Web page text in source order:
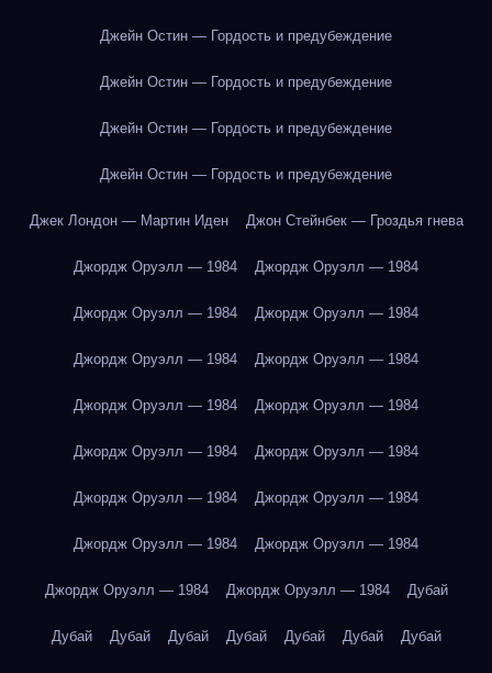
Джейн Остин — Гордость и предубеждение
Джейн Остин — Гордость и предубеждение
Джейн Остин — Гордость и предубеждение
Джейн Остин — Гордость и предубеждение
Джек Лондон — Мартин Иден Джон Стейнбек — Гроздья гнева
Джордж Оруэлл — 1984 Джордж Оруэлл — 1984
Джордж Оруэлл — 1984 Джордж Оруэлл — 1984
Джордж Оруэлл — 1984 Джордж Оруэлл — 1984
Джордж Оруэлл — 1984 Джордж Оруэлл — 1984
Джордж Оруэлл — 1984 Джордж Оруэлл — 1984
Джордж Оруэлл — 1984 Джордж Оруэлл — 1984
Джордж Оруэлл — 1984 Джордж Оруэлл — 1984
Джордж Оруэлл — 1984 Джордж Оруэлл — 1984 Дубай
Дубай Дубай Дубай Дубай Дубай Дубай Дубай